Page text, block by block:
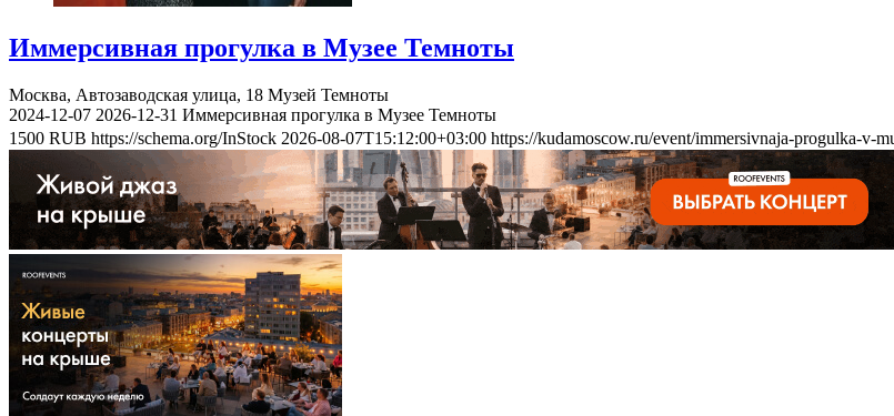
Иммерсивная прогулка в Музее Темноты
Москва, Автозаводская улица, 18 Музей Темноты
2024-12-07 2026-12-31 Иммерсивная прогулка в Музее Темноты
1500 RUB https://schema.org/InStock 2026-08-07T15:12:00+03:00 https://kudamoscow.ru/event/immersivnaja-progulka-v-